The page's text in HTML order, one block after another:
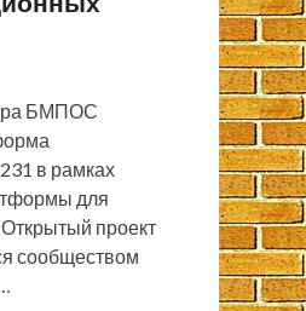
БМПОС
в рамках
для
проект
сообществом